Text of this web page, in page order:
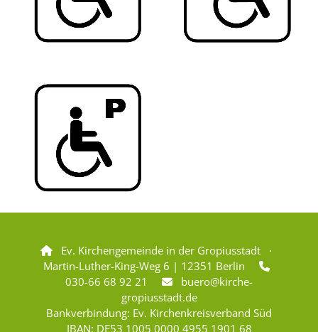

Ev. Kirchengemeinde in der Gropiusstadt ·
Martin-Luther-King-Weg 6 | 12351 Berlin

030-66 68 92 21 
buero@kirche-
gropiusstadt.de
Bankverbindung: Ev. Kirchenkreisverband Süd
IBAN: DE53 1005 0000 4955 1901 68